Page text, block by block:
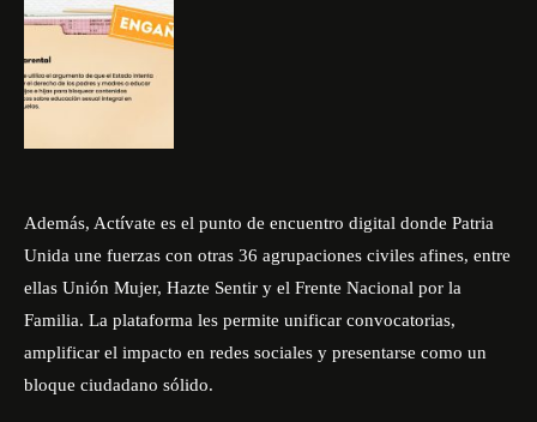
Además, Actívate es el punto de encuentro digital donde Patria
Unida une fuerzas con otras 36 agrupaciones civiles afines, entre
ellas Unión Mujer, Hazte Sentir y el Frente Nacional por la
Familia. La plataforma les permite unificar convocatorias,
amplificar el impacto en redes sociales y presentarse como un
bloque ciudadano sólido.